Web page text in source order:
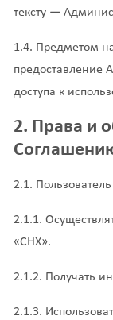
тексту —
1.4. Предметом
предоставление
доступа к
2. Права и
2.1.
2.1.1.
«СНХ».
2.1.2. Получать
2.1.3.